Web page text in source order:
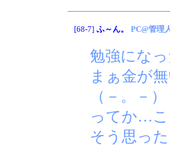
[68-7] ふ～ん。 PC@管理
勉強にな
まぁ金が
（－。－）
ってか…
そう思っ